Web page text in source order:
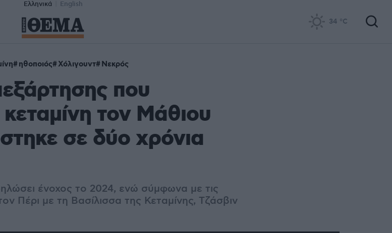
Ελληνικά English
34 °C
ηθοποιός Χόλιγουντ Νεκρός
που
τον Μάθιου
σε δύο χρόνια
ένοχος το 2024, ενώ σύμφωνα με τις
Πέρι με τη Βασίλισσα της Κεταμίνης, Τζάσβιν